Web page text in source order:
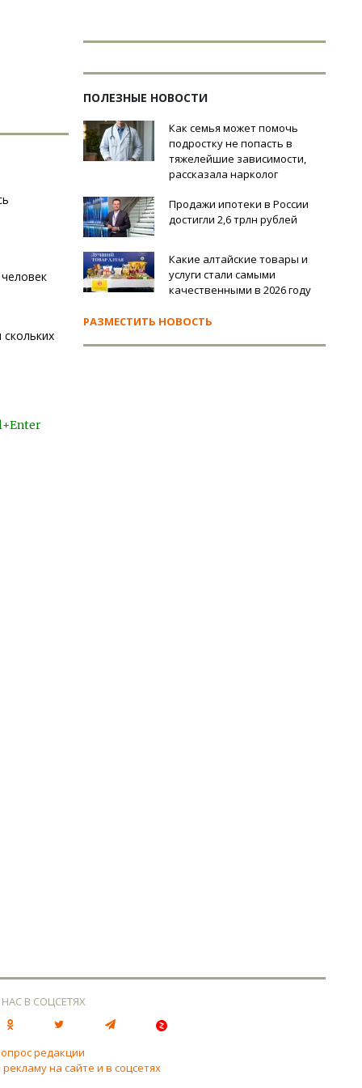
ПОЛЕЗНЫЕ НОВОСТИ
Как семья может помочь
подростку не попасть в
тяжелейшие зависимости,
рассказала нарколог
Продажи ипотеки в России
достигли 2,6 трлн рублей
Какие алтайские товары и
услуги стали самыми
качественными в 2026 году
РАЗМЕСТИТЬ НОВОСТЬ
В СОЦСЕТЯХ
редакции
на сайте и в соцсетях